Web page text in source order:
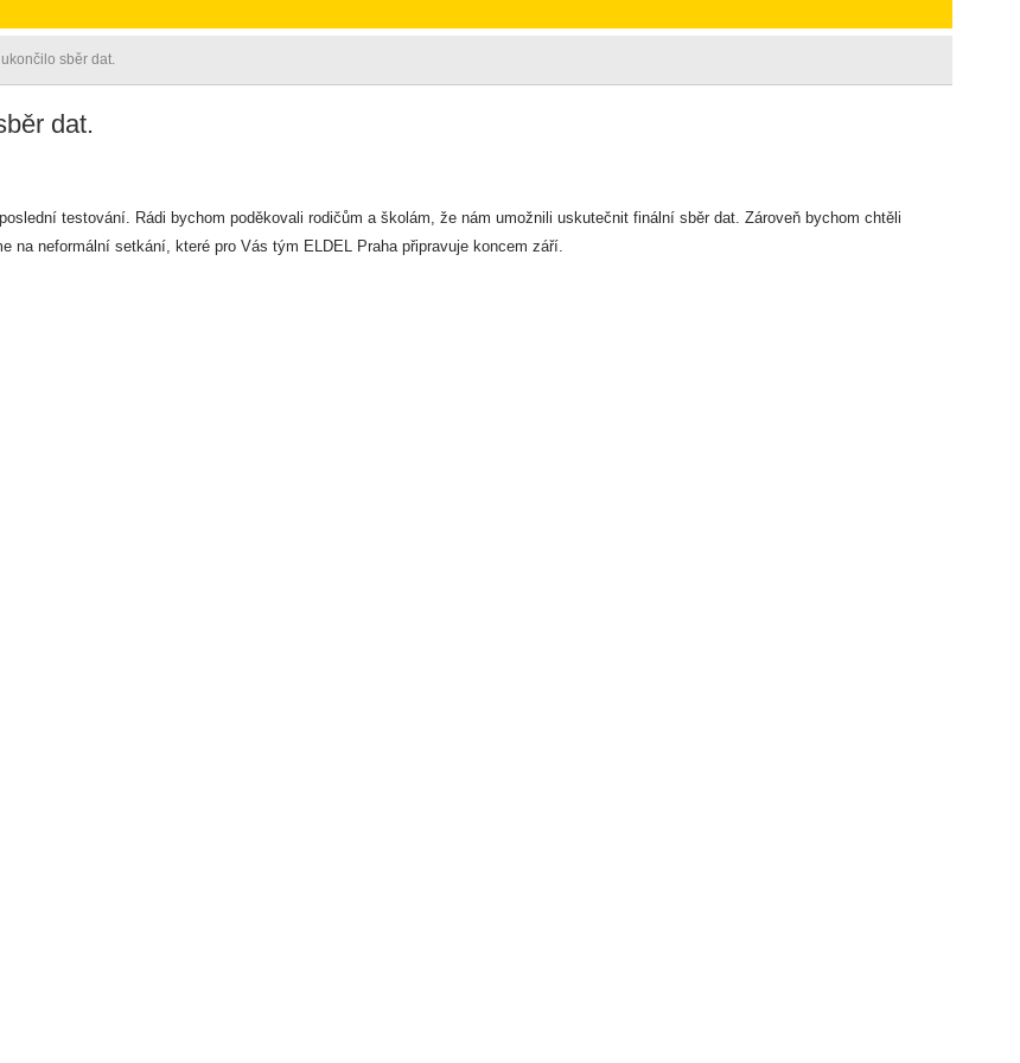
sběr dat.
dat.
testování. Rádi bychom poděkovali rodičům a školám, že nám umožnili uskutečnit finální sběr dat. Zároveň bychom chtěli
na neformální setkání, které pro Vás tým ELDEL Praha připravuje koncem září.